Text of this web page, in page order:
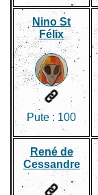
Nino St
Félix
Pute : 100
René de
Cessandre